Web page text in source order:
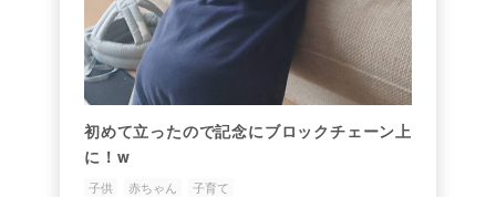
初めて立ったので記念にブロックチェーン上
に！w
子供 赤ちゃん 子育て